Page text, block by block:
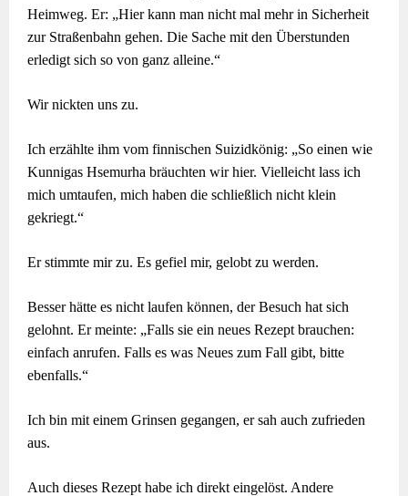
Heimweg. Er: „Hier kann man nicht mal mehr in Sicherheit
zur Straßenbahn gehen. Die Sache mit den Überstunden
erledigt sich so von ganz alleine.“
Wir nickten uns zu.
Ich erzählte ihm vom finnischen Suizidkönig: „So einen wie
Kunnigas Hsemurha bräuchten wir hier. Vielleicht lass ich
mich umtaufen, mich haben die schließlich nicht klein
gekriegt.“
Er stimmte mir zu. Es gefiel mir, gelobt zu werden.
Besser hätte es nicht laufen können, der Besuch hat sich
gelohnt. Er meinte: „Falls sie ein neues Rezept brauchen:
einfach anrufen. Falls es was Neues zum Fall gibt, bitte
ebenfalls.“
Ich bin mit einem Grinsen gegangen, er sah auch zufrieden
aus.
Auch dieses Rezept habe ich direkt eingelöst. Andere